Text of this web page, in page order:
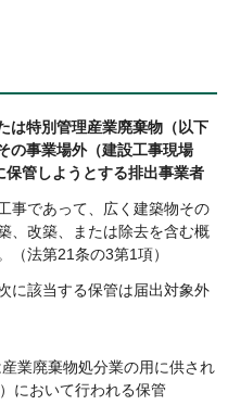
は特別管理産業廃棄物（以下
の事業場外（建設工事現場
管しようとする排出事業者
事であって、広く建築物その
、改築、または除去を含む概
（法第21条の3第1項）
に該当する保管は届出対象外
業廃棄物処分業の用に供され
において行われる保管